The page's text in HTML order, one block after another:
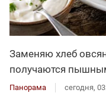
Заменяю хлеб
получаются
Панорама сегодня,